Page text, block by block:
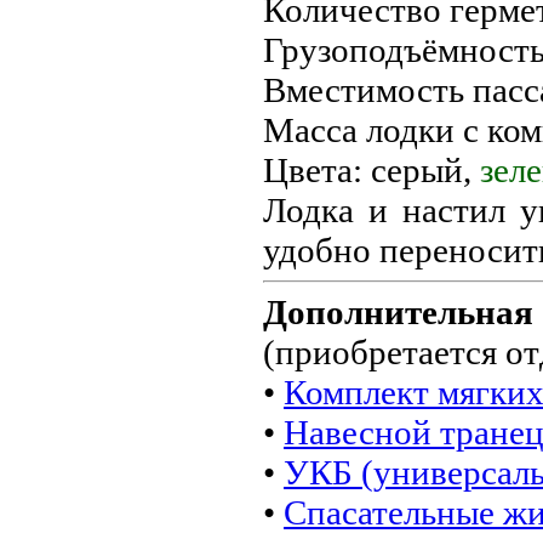
Количество
Вместимость
Масса лодки с
Цвета: серый,
Лодка и настил
удобно
(приобретается
• Комплект
• Навесной транец
• УКБ
• Спасательные